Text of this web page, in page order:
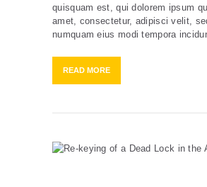
quisquam est, qui dolorem ipsum
amet, consectetur, adipisci velit,
numquam eius modi tempora
READ MORE